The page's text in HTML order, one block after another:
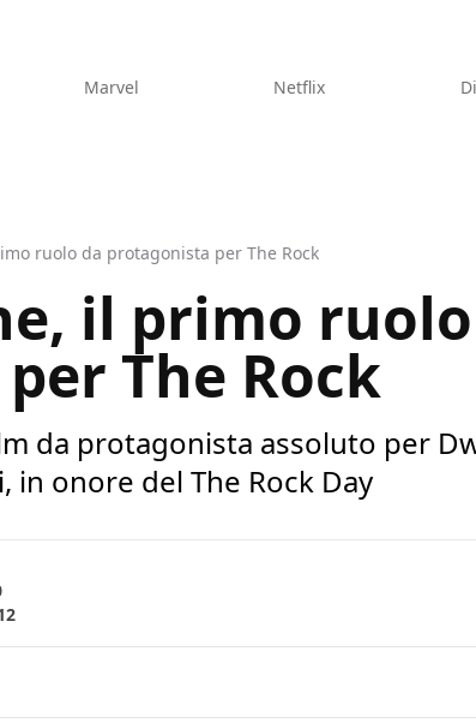
Marvel Netflix
ruolo da protagonista per The Rock
il primo
The Rock
da protagonista assoluto per
in onore del The Rock Day